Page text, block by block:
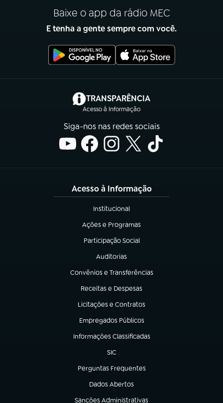
Baixe o app da rádio MEC
E tenha a gente sempre com você.
TRANSPARÊNCIA
Acesso à Informação
(abre em nova aba)
Siga-nos nas redes sociais
Acesso à Informação
Institucional
(abre em nova aba)
Ações e Programas
(abre em nova aba)
Participação Social
(abre em nova aba)
Auditorias
(abre em nova aba)
Convênios e Transferências
(abre em nova aba)
Receitas e Despesas
(abre em nova aba)
Licitações e Contratos
(abre em nova aba)
Empregados Públicos
(abre em nova aba)
Informações Classificadas
(abre em nova aba)
SIC
(abre em nova aba)
Perguntas Frequentes
(abre em nova aba)
Dados Abertos
(abre em nova aba)
Sanções Administrativas